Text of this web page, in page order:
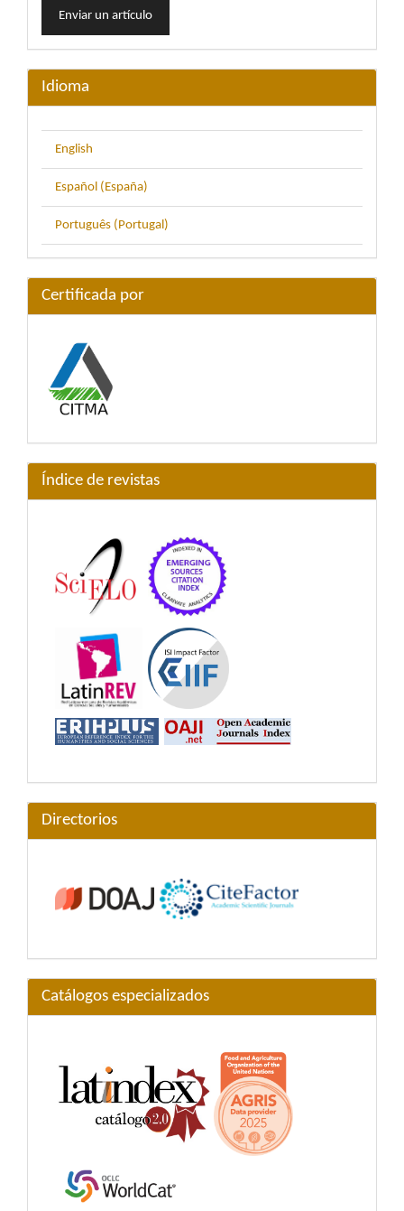
unEnviar un artículo
Idioma
English
Español (España)
Português (Portugal)
Certificada por
Índice de revistas
Directorios
Catálogos especializados